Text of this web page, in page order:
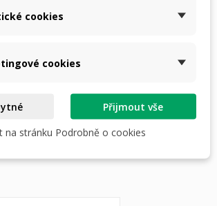
PŘIDAT DO KOŠÍKU
cookies
cookies
Přijmout vše
na stránku Podrobně o cookies